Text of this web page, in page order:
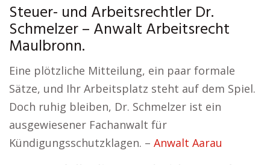
Steuer- und Arbeitsrechtler Dr.
Schmelzer – Anwalt Arbeitsrecht
Maulbronn.
Eine plötzliche Mitteilung, ein paar formale
Sätze, und Ihr Arbeitsplatz steht auf dem Spiel.
Doch ruhig bleiben, Dr. Schmelzer ist ein
ausgewiesener Fachanwalt für
Kündigungsschutzklagen. – Anwalt Aarau